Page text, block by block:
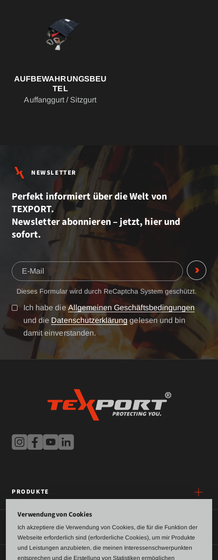
AUFBEWAHRUNGSBEU
TEL
Auffanggurt / Sitzgurt
NEWSLETTER
Perfekt informiert über die Welt von
TEXPORT.
Newsletter abonnieren – jetzt, hier und
sofort.
Dieses Formular wird durch ReCaptcha System geschützt.
Ich habe die Allgemeinen Geschäftsbedingungen
und die Datenschutzerklärunggelesen und bin
damit einverstanden.
PRODUKTE
SERVICE
Verwendung von Cookies
Ich akzeptiere die Verwendung von Cookies, die für die Funktion der
Webseite erforderlich sind (erforderliche Cookies), um mir Produkte
und Leistungen anzubieten, die meinen Interessenschwerpunkten
entsprechen und die Erstellung von Statistiken ermöglichen